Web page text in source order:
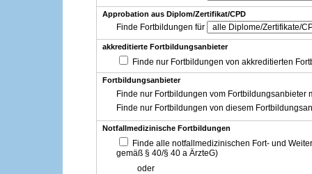
Approbation aus Diplom/Zertifikat/CPD
Finde Fortbildungen für
akkreditierte Fortbildungsanbieter
Finde nur Fortbildungen von akkreditierten
Fortbildungsanbieter
Finde nur Fortbildungen vom Fortbildungsanbieter
Finde nur Fortbildungen von diesem
Notfallmedizinische Fortbildungen
Finde alle notfallmedizinischen Fort- und
gemäß § 40/§ 40 a ÄrzteG)
oder